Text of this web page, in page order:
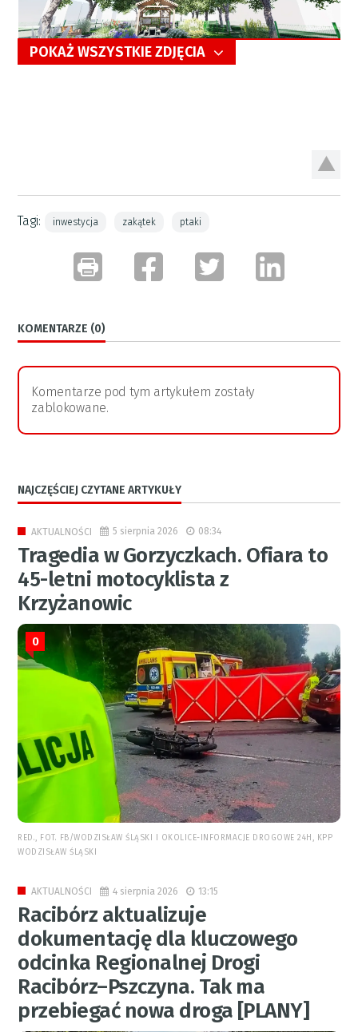
POKAŻ WSZYSTKIE ZDJĘCIA
Tagi: inwestycja zakątek ptaki
KOMENTARZE (0)
Komentarze pod tym artykułem zostały
zablokowane.
NAJCZĘŚCIEJ CZYTANE ARTYKUŁY
AKTUALNOŚCI 5 sierpnia 2026 08:34
Tragedia w Gorzyczkach. Ofiara to
45-letni motocyklista z
Krzyżanowic
0
RED., FOT. FB/WODZISŁAW ŚLĄSKI I OKOLICE-INFORMACJE DROGOWE 24H, KPP
WODZISŁAW ŚLĄSKI
AKTUALNOŚCI 4 sierpnia 2026 13:15
Racibórz aktualizuje
dokumentację dla kluczowego
odcinka Regionalnej Drogi
Racibórz–Pszczyna. Tak ma
przebiegać nowa droga [PLANY]